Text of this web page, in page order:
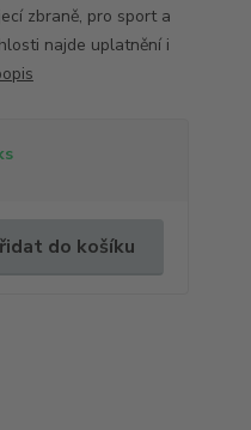
zbraně, pro sport a
najde uplatnění i
do košíku